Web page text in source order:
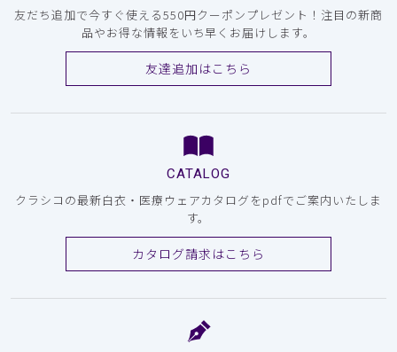
友だち追加で今すぐ使える550円クーポンプレゼント！注目の新商
品やお得な情報をいち早くお届けします。
友達追加はこちら
CATALOG
クラシコの最新白衣・医療ウェアカタログをpdfでご案内いたしま
す。
カタログ請求はこちら